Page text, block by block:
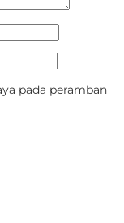
pada peramban